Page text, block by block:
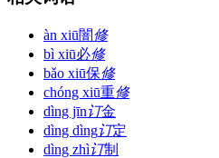
àn xiū闇修
bì xiū必修
bǎo xiū保修
chóng xiū重修
dìng jīn订金
dìng dìng订定
dìng zhì订制